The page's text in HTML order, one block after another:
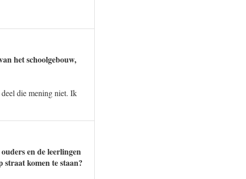
het schoolgebouw,
die mening niet. Ik
en de leerlingen
komen te staan?